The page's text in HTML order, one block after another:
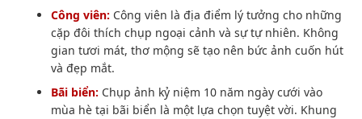
Công viên: Công viên là địa điểm lý tưởng cho những
cặp đôi thích chụp ngoại cảnh và sự tự nhiên. Không
gian tươi mát, thơ mộng sẽ tạo nên bức ảnh cuốn hút
và đẹp mắt.
Bãi biển: Chụp ảnh kỷ niệm 10 năm ngày cưới vào
mùa hè tại bãi biển là một lựa chọn tuyệt vời. Khung